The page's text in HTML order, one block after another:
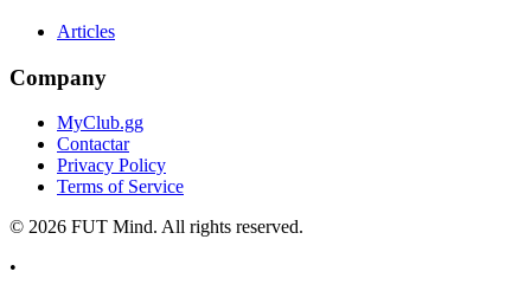
Articles
Company
MyClub.gg
Contactar
Privacy Policy
Terms of Service
© 2026 FUT Mind. All rights reserved.
•